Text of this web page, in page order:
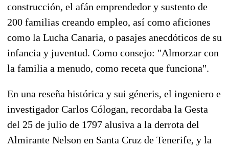
construcción, el afán emprendedor y sustento de
200 familias creando empleo, así como aficiones
como la Lucha Canaria, o pasajes anecdóticos de su
infancia y juventud. Como consejo: "Almorzar con
la familia a menudo, como receta que funciona".
En una reseña histórica y sui géneris, el ingeniero e
investigador Carlos Cólogan, recordaba la Gesta
del 25 de julio de 1797 alusiva a la derrota del
Almirante Nelson en Santa Cruz de Tenerife, y la